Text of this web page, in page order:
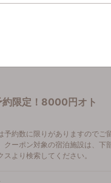
限定！8000円オト
予約数に限りがありますのでご
クーポン対象の宿泊施設は、下
スより検索してください。